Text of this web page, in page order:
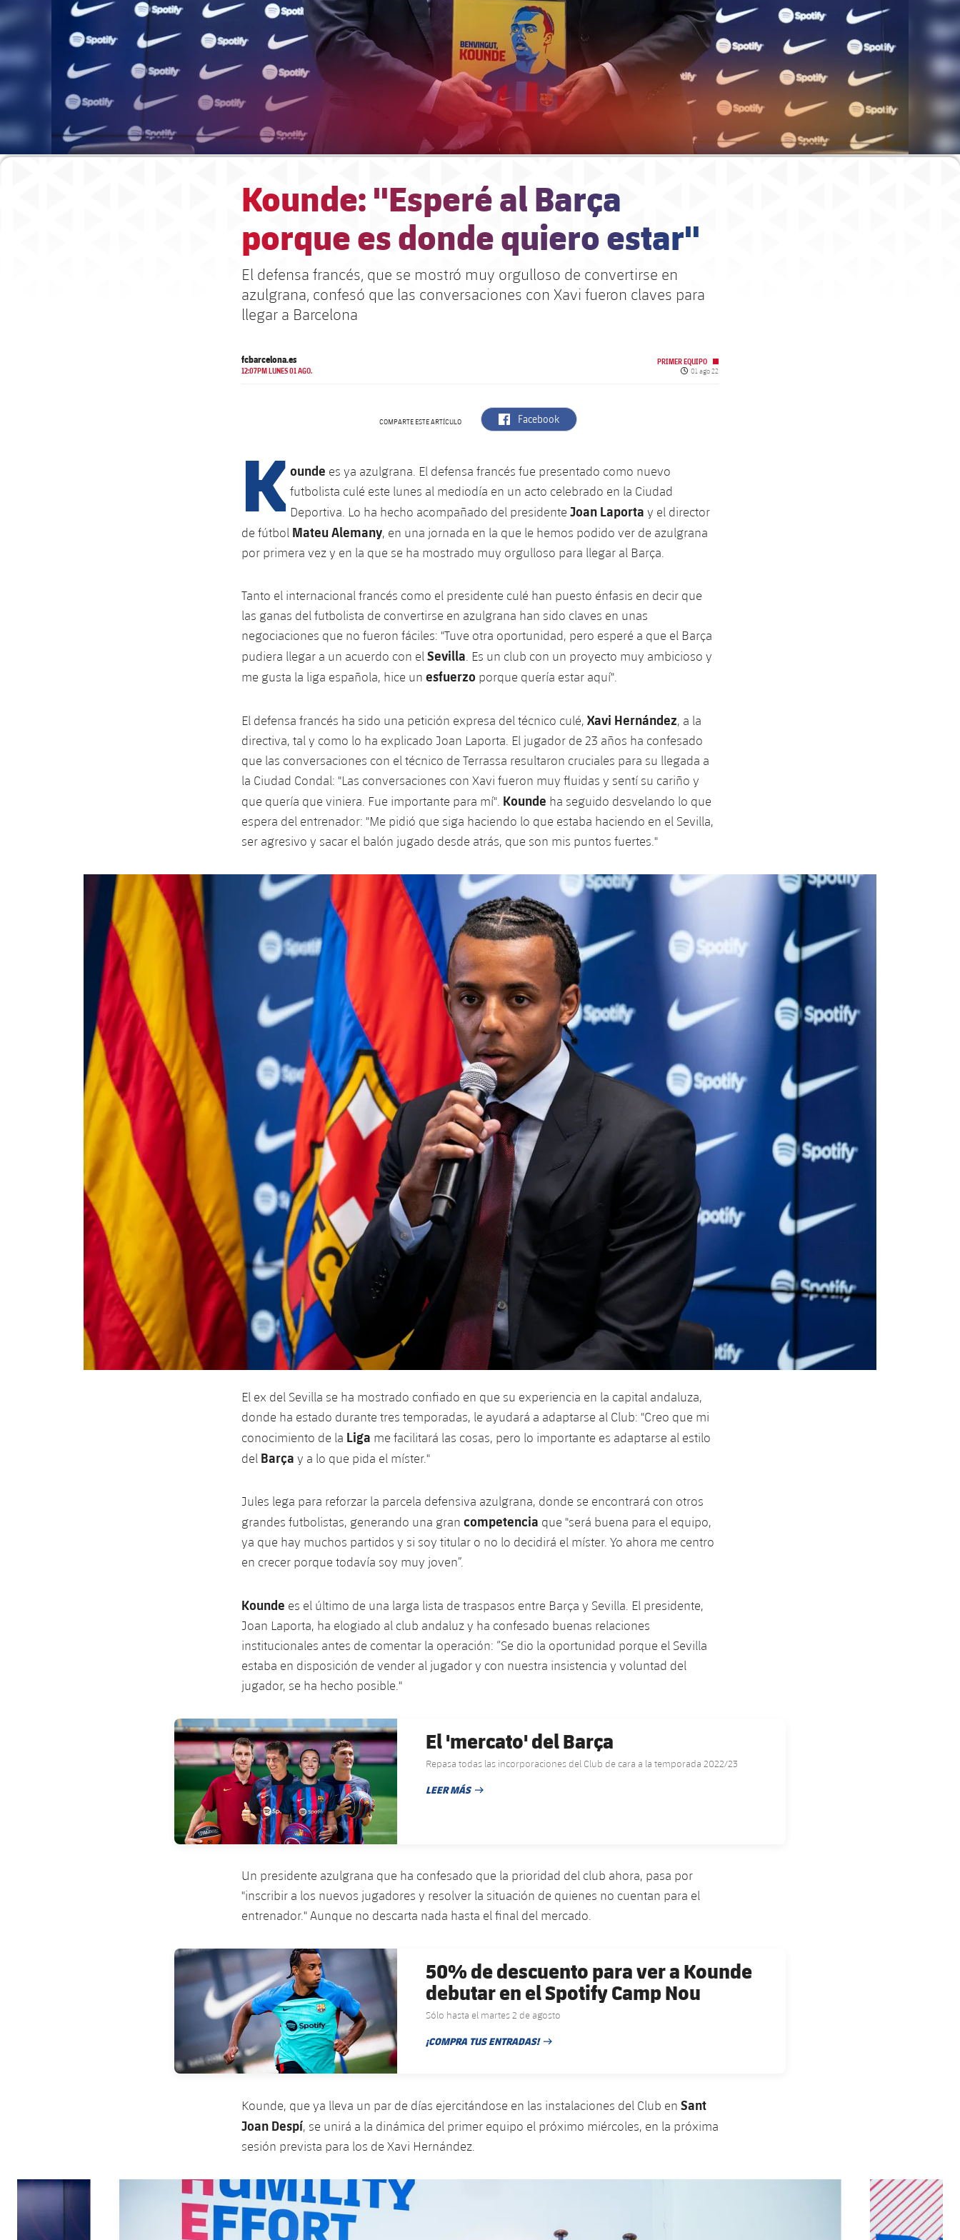
Kounde: "Esperé al Barça
porque es donde quiero estar"
El defensa francés, que se mostró muy orgulloso de convertirse en
azulgrana, confesó que las conversaciones con Xavi fueron claves para
llegar a Barcelona
fcbarcelona.es
12:07PM LUNES 01 AGO.
PRIMER EQUIPO
Fecha de publicación
01 ago 22
COMPARTE ESTE ARTÍCULO label.aria.facebook
Facebook
K ounde es ya azulgrana. El defensa francés fue presentado como nuevo
futbolista culé este lunes al mediodía en un acto celebrado en la Ciudad
Deportiva. Lo ha hecho acompañado del presidente Joan Laporta y el director
de fútbol Mateu Alemany, en una jornada en la que le hemos podido ver de azulgrana
por primera vez y en la que se ha mostrado muy orgulloso para llegar al Barça.
Tanto el internacional francés como el presidente culé han puesto énfasis en decir que
las ganas del futbolista de convertirse en azulgrana han sido claves en unas
negociaciones que no fueron fáciles: "Tuve otra oportunidad, pero esperé a que el Barça
pudiera llegar a un acuerdo con elSevilla. Es un club con un proyecto muy ambicioso y
me gusta la liga española, hice un esfuerzo porque quería estar aquí".
El defensa francés ha sido una petición expresa del técnico culé, Xavi Hernández, a la
directiva, tal y como lo ha explicado Joan Laporta. El jugador de 23 años ha confesado
que las conversaciones con el técnico de Terrassa resultaron cruciales para su llegada a
la Ciudad Condal: "Las conversaciones con Xavi fueron muy fluidas y sentí su cariño y
que quería que viniera. Fue importante para mí". Kounde ha seguido desvelando lo que
espera del entrenador: "Me pidió que siga haciendo lo que estaba haciendo en el Sevilla,
ser agresivo y sacar el balón jugado desde atrás, que son mis puntos fuertes."
El ex del Sevilla se ha mostrado confiado en que su experiencia en la capital andaluza,
donde ha estado durante tres temporadas, le ayudará a adaptarse al Club: "Creo que mi
conocimiento de la Liga me facilitará las cosas, pero lo importante es adaptarse al estilo
del Barça y a lo que pida el míster."
Jules lega para reforzar la parcela defensiva azulgrana, donde se encontrará con otros
grandes futbolistas, generando una gran competencia que "será buena para el equipo,
ya que hay muchos partidos y si soy titular o no lo decidirá el míster. Yo ahora me centro
en crecer porque todavía soy muy joven”.
Kounde es el último de una larga lista de traspasos entre Barça y Sevilla. El presidente,
Joan Laporta, ha elogiado al club andaluz y ha confesado buenas relaciones
institucionales antes de comentar la operación: “Se dio la oportunidad porque el Sevilla
estaba en disposición de vender al jugador y con nuestra insistencia y voluntad del
jugador, se ha hecho posible."
FC Barcelona club badge
El 'mercato' del Barça
Repasa todas las incorporaciones del Club de cara a la temporada 2022/23
LEER MÁS
FECHA DE PUBLICACIÓN
Un presidente azulgrana que ha confesado que la prioridad del club ahora, pasa por
"inscribir a los nuevos jugadores y resolver la situación de quienes no cuentan para el
entrenador." Aunque no descarta nada hasta el final del mercado.
FC Barcelona club badge
50% de descuento para ver a Kounde
debutar en el Spotify Camp Nou
Sólo hasta el martes 2 de agosto
¡COMPRA TUS ENTRADAS!
FECHA DE PUBLICACIÓN
Kounde, que ya lleva un par de días ejercitándose en las instalaciones del Club en Sant
Joan Despí, se unirá a la dinámica del primer equipo el próximo miércoles, en la próxima
sesión prevista para los de Xavi Hernández.
Anterior
label.aria.chevronleft Siguiente